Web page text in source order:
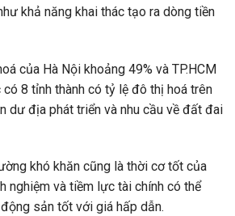
khả năng khai thác tạo ra dòng tiền
của Hà Nội khoảng 49% và TP.HCM
8 tỉnh thành có tỷ lệ đô thị hoá trên
dư địa phát triển và nhu cầu về đất đai
khó khăn cũng là thời cơ tốt của
nghiệm và tiềm lực tài chính có thể
sản tốt với giá hấp dẫn.